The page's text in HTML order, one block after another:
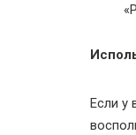
Если у